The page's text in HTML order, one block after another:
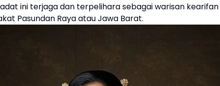
ini terjaga dan terpelihara sebagai warisan kearifan
Pasundan Raya atau Jawa Barat.